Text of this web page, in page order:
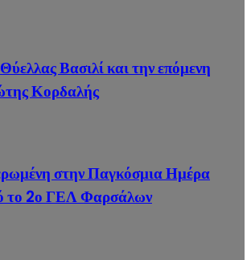
Βασιλί και την επόμενη
Κορδαλής
στην Παγκόσμια Ημέρα
το 2ο ΓΕΛ Φαρσάλων